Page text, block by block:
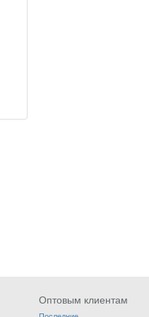
Оптовым клиентам